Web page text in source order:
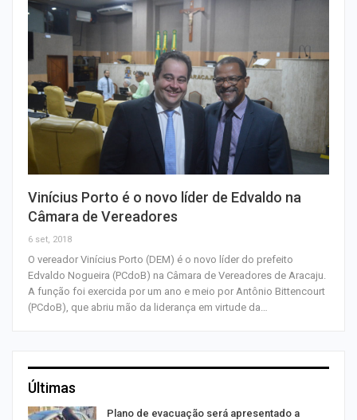
Vinícius Porto é o novo líder de Edvaldo na
Câmara de Vereadores
6 set, 2018
O vereador Vinícius Porto (DEM) é o novo líder do prefeito
Edvaldo Nogueira (PCdoB) na Câmara de Vereadores de Aracaju.
A função foi exercida por um ano e meio por Antônio Bittencourt
(PCdoB), que abriu mão da liderança em virtude da…
Últimas
Plano de evacuação será apresentado a